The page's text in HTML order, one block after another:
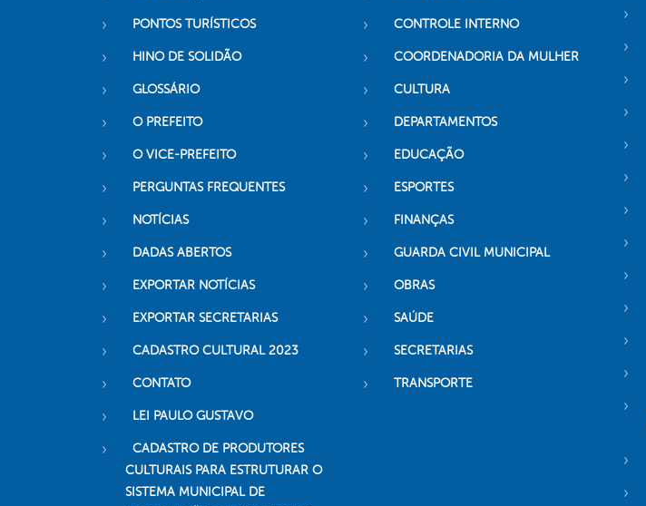
PONTOS TURÍSTICOS
HINO DE SOLIDÃO
GLOSSÁRIO
O PREFEITO
O VICE-PREFEITO
PERGUNTAS FREQUENTES
NOTÍCIAS
DADAS ABERTOS
EXPORTAR NOTÍCIAS
EXPORTAR SECRETARIAS
CADASTRO CULTURAL 2023
CONTATO
LEI PAULO GUSTAVO
CADASTRO DE PRODUTORES
CULTURAIS PARA ESTRUTURAR O
SISTEMA MUNICIPAL DE
CONTROLE INTERNO
COORDENADORIA DA MULHER
CULTURA
DEPARTAMENTOS
EDUCAÇÃO
ESPORTES
FINANÇAS
GUARDA CIVIL MUNICIPAL
OBRAS
SAÚDE
SECRETARIAS
TRANSPORTE